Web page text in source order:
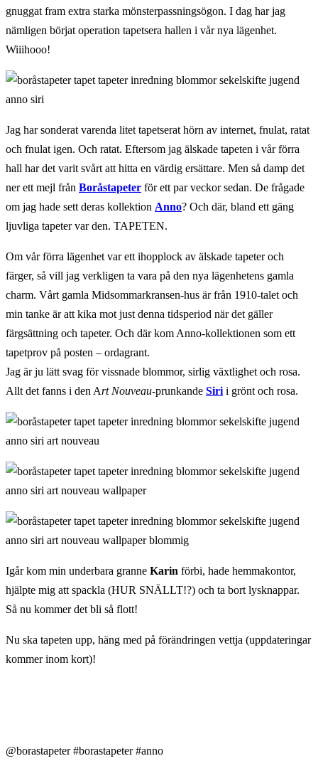
gnuggat fram extra starka mönsterpassningsögon. I dag har jag
nämligen börjat operation tapetsera hallen i vår nya lägenhet.
Wiiihooo!
Jag har sonderat varenda litet tapetserat hörn av internet, fnulat, ratat
och fnulat igen. Och ratat. Eftersom jag älskade tapeten i vår förra
hall har det varit svårt att hitta en värdig ersättare. Men så damp det
ner ett mejl från Boråstapeter för ett par veckor sedan. De frågade
om jag hade sett deras kollektion Anno? Och där, bland ett gäng
ljuvliga tapeter var den. TAPETEN.
Om vår förra lägenhet var ett ihopplock av älskade tapeter och
färger, så vill jag verkligen ta vara på den nya lägenhetens gamla
charm. Vårt gamla Midsommarkransen-hus är från 1910-talet och
min tanke är att kika mot just denna tidsperiod när det gäller
färgsättning och tapeter. Och där kom Anno-kollektionen som ett
tapetprov på posten – ordagrant.
Jag är ju lätt svag för vissnade blommor, sirlig växtlighet och rosa.
Allt det fanns i den Art Nouveau-prunkande Siri i grönt och rosa.
Igår kom min underbara granne Karin förbi, hade hemmakontor,
hjälpte mig att spackla (HUR SNÄLLT!?) och ta bort lysknappar.
Så nu kommer det bli så flott!
Nu ska tapeten upp, häng med på förändringen vettja (uppdateringar
kommer inom kort)!
@borastapeter #borastapeter #anno